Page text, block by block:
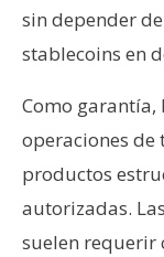
sin depender
stablecoins en
Como garantía,
operaciones
productos
autorizadas.
suelen requerir